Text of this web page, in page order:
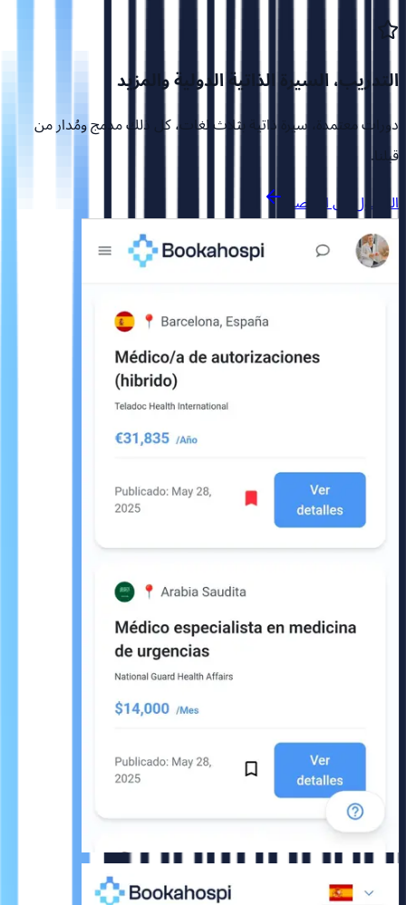
التدريب، السيرة الذاتية الدولية والمزيد
دورات معتمدة، سيرة ذاتية بثلاث لغات، كل ذلك مدمج ومُدار من
قبلنا.
الوصول إلى المنصة